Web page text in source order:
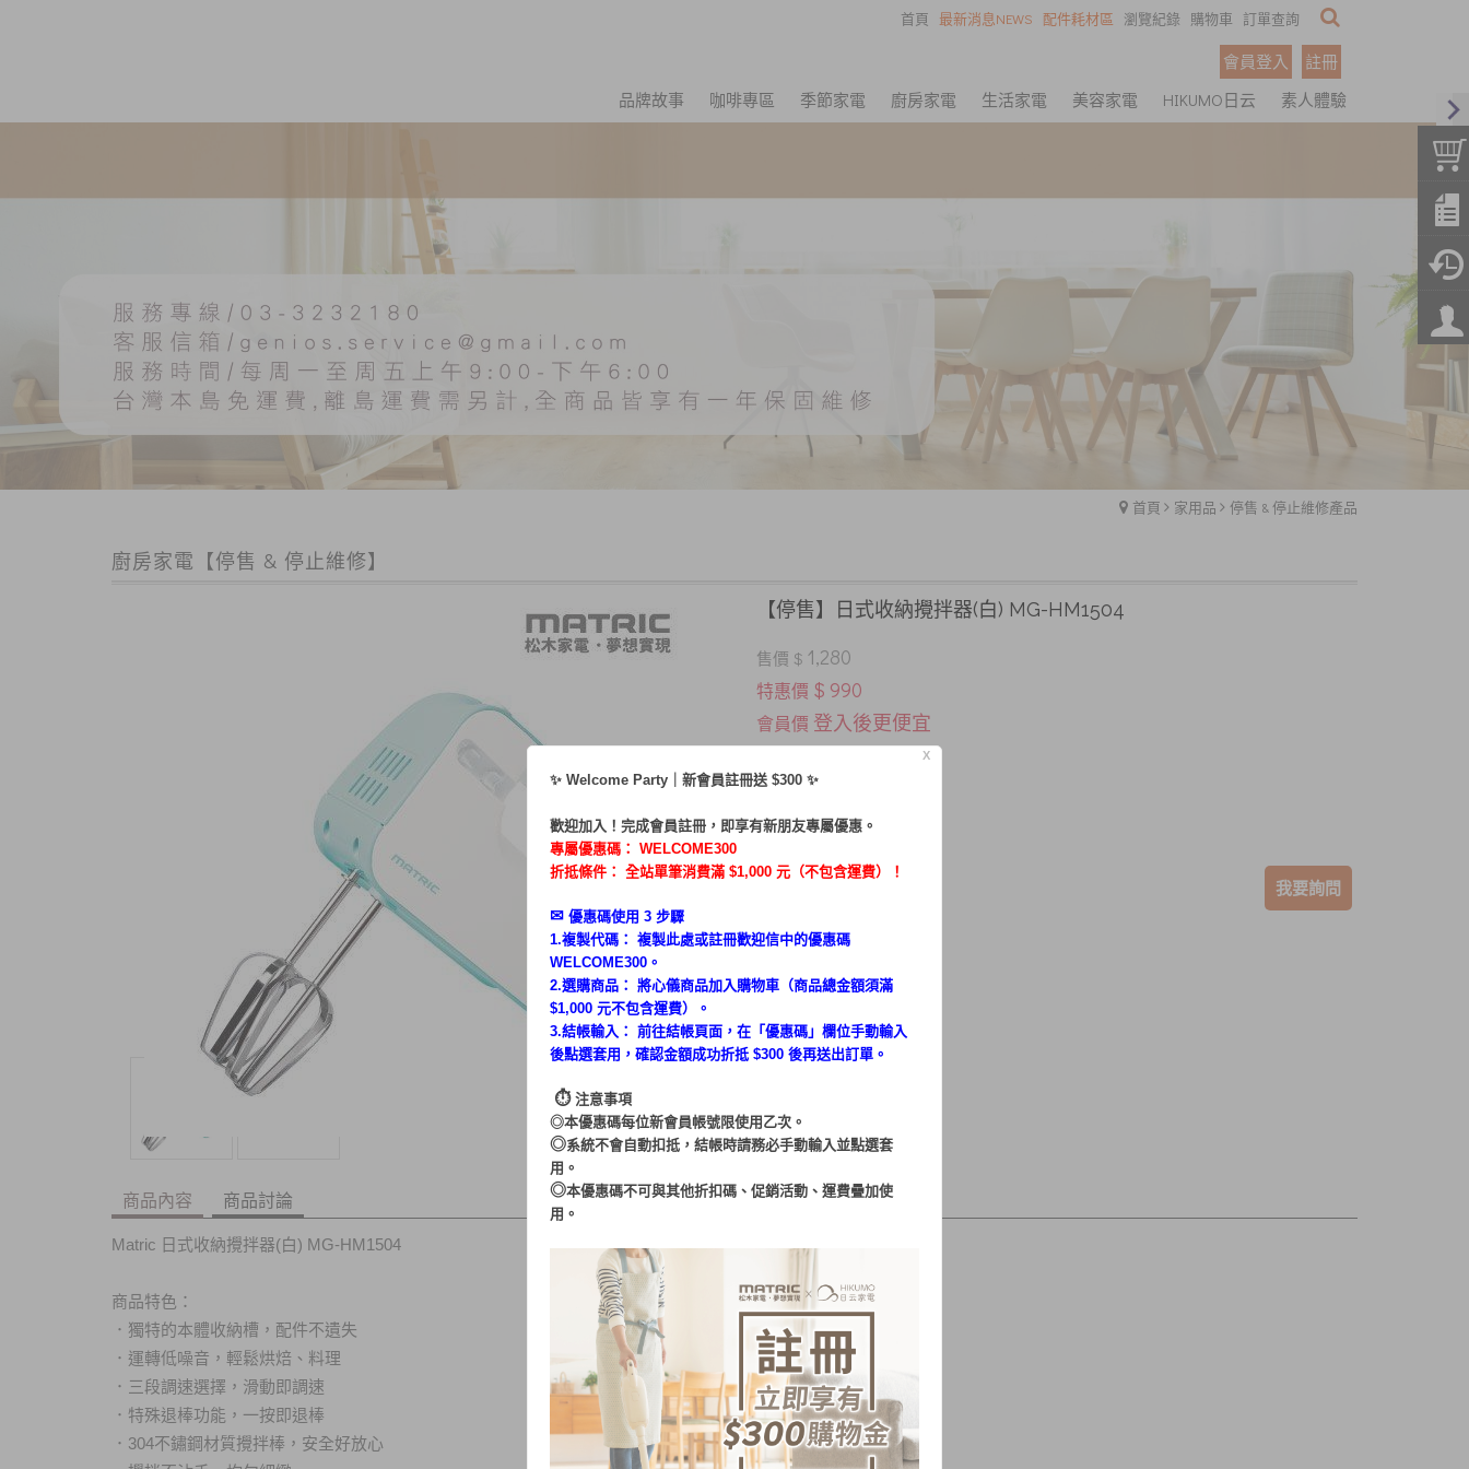
首頁 最新消息NEWS 配件耗材區 瀏覽紀錄 購物車 訂單查詢
會員登入
註冊
品牌故事
咖啡專區 季節家電 廚房家電 生活家電 美容家電 HIKUMO日云 素人體驗
首頁 家用品 停售 & 停止維修產品
廚房家電【停售 & 停止維修】
【停售】日式收納攪拌器(白) MG-HM1504
售價 $ 1,280
特惠價 $ 990
會員價 登入後更便宜
． 三段變速開關設計
．攪拌棒不鏽鋼304材質
我要詢問
商品內容 商品討論
Matric 日式收納攪拌器(白) MG-HM1504
商品特色：
． 獨特的本體收納槽，配件不遺失
． 運轉低噪音，輕鬆烘焙、料理
． 三段調速選擇，滑動即調速
． 特殊退棒功能，一按即退棒
． 304不鏽鋼材質攪拌棒，安全好放心
X
✨ Welcome Party｜新會員註冊送 $300 ✨
歡迎加入！完成會員註冊，即享有新朋友專屬優惠。
專屬優惠碼： WELCOME300
折抵條件： 全站單筆消費滿 $1,000 元（不包含運費）！
✉︎ 優惠碼使用 3 步驟
1.複製代碼： 複製此處或註冊歡迎信中的優惠碼
WELCOME300。
2.選購商品： 將心儀商品加入購物車（商品總金額須滿
$1,000 元不包含運費）。
3.結帳輸入： 前往結帳頁面，在「 優惠碼 」欄位手動輸入
後點選套用，確認金額成功折抵 $300 後再送出訂單。
⏱︎ 注意事項
◎本優惠碼每位新會員帳號限使用乙次。
◎系統不會自動扣抵，結帳時請務必手動輸入並點選套
用。
◎本優惠碼不可與其他折扣碼、促銷活動、運費疊加使
用。